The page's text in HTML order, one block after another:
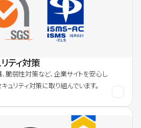
ティ対策
脆弱性対策など、企業サイトを安心し
ュリティ対策に取り組んでいます。